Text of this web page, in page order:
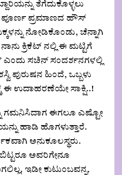
ತೆಗೆದುಕೊಳ್ಳಲು
ಪೂರ್ಣ ಪ್ರಮಾಣದ ಹೌಸ್
ನೋಡಿಕೊಂಡು, ಚೆನ್ನಾಗಿ
ಕ್ರಿಕೆಟ್ ನಲ್ಲಿ ಈ ಮಟ್ಟಿಗೆ
ಸಚಿನ್ ಸಂದರ್ಶನಗಳಲ್ಲಿ
ಪುರುಷನ ಹಿಂದೆ, ಒಬ್ಬಳು
ಈ ಉದಾಹರಣೆಯೇ ಸಾಕ್ಷಿ..!
ಗಮನಿಸಿದಾಗ ಈಗಲೂ ಎಷ್ಟೋ
ಹಾಡಿ ಹೊಗಳುತ್ತಾರೆ.
ಅನುಕೂಲಸ್ಥರು.
ಅವರಿಗೇನೂ
ಇಡೀ ಕುಟುಂಬವನ್ನ,